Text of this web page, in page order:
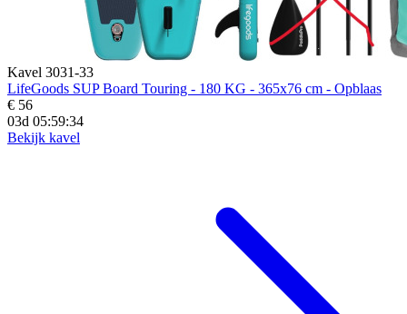
Kavel 3031-33
LifeGoods SUP Board Touring - 180 KG - 365x76 cm - Opblaas
€ 56
03d 05:59:33
Bekijk kavel